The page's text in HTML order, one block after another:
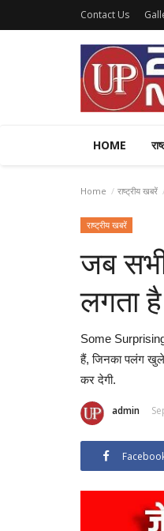
Contact Us
HOME
Home राष्ट्रीय खबरें
राष्ट्रीय खबरें
जब
लगता
Some
हैं, जिनका पलंग
कर देगी.
admin